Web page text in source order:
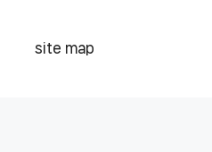
site map